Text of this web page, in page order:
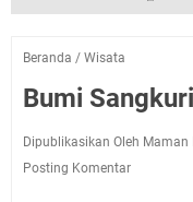
Beranda / Wisata
Bumi
Dipublikasikan Oleh Maman
Posting Komentar